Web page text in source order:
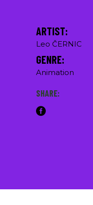
ARTIST:
Leo ČERNIC
GENRE:
Animation
SHARE: